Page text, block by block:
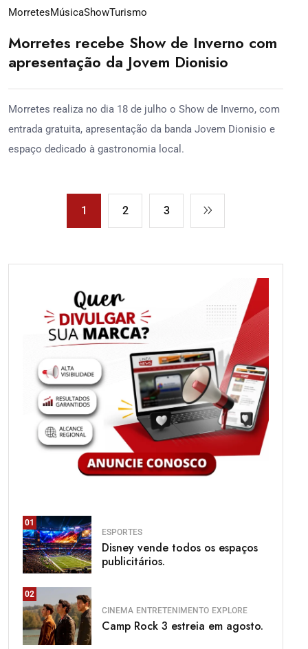
MorretesMúsicaShowTurismo
Morretes recebe Show de Inverno com
apresentação da Jovem Dionisio
Morretes realiza no dia 18 de julho o Show de Inverno, com
entrada gratuita, apresentação da banda Jovem Dionisio e
espaço dedicado à gastronomia local.
1 2 3
01
ESPORTES
Disney vende todos os espaços
publicitários.
02
CINEMA ENTRETENIMENTO EXPLORE
Camp Rock 3 estreia em agosto.